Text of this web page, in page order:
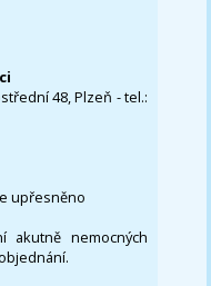
48, Plzeň - tel.:
upřesněno
akutně nemocných